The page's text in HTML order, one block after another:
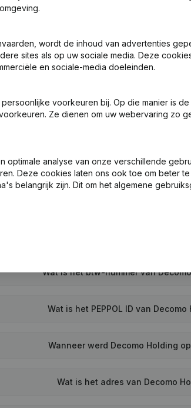
- Benoemingen
(Nieuwe Rechtspersoon, Opening Bijkantoor,
Wat is het btw-nummer van
Wat is het PEPPOL ID van Decomo
Wanneer werd Decomo Holding
Wat is het adres van Decomo
wordt de inhoud van advertenties
sites als op uw sociale media. Deze
en sociale-media doeleinden.
voorkeuren bij. Op die manier is
Ze dienen om uw webervaring zo
optimale analyse van onze verschillende
Deze cookies laten ons ook toe om beter
belangrijk zijn. Dit om het algemene